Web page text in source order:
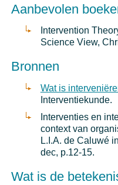
Aanbevolen
Intervention
Science View,
Bronnen
Wat is
Interventiekunde.
Interventies en
context van
L.I.A. de Caluwé
dec, p.12-15.
Wat is de